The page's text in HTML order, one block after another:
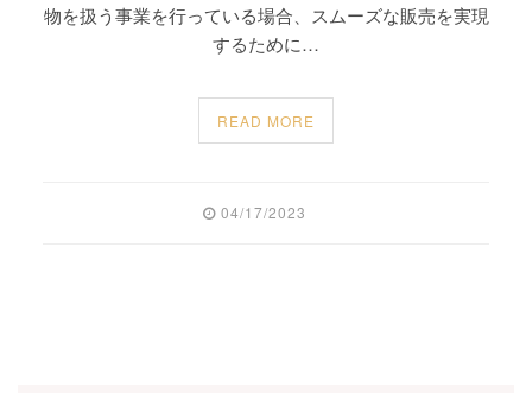
物を扱う事業を行っている場合、スムーズな販売を実現
するために…
READ MORE
04/17/2023